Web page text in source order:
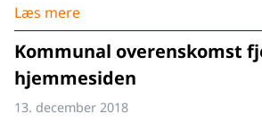
Læs mere
Kommunal overenskomst
hjemmesiden
13. december 2018